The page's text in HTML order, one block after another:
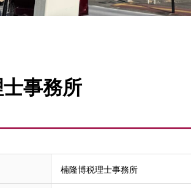
事務所
楠隆博税理士事務所